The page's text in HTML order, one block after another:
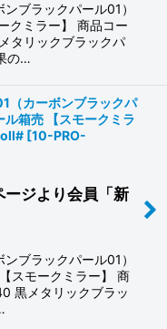
ブラックパール01）
ミラー】 商品コー
タリックブラックパ
の…
（カーボンブラックパ
箱売 【スモークミラ
[10-PRO-
ージより会員「新
ブラックパール01）
スモークミラー】 商
黒メタリックブラッ